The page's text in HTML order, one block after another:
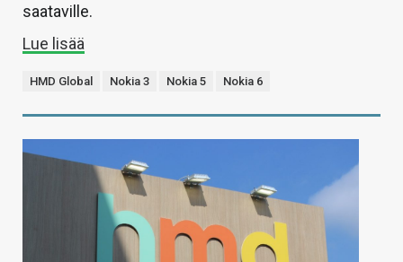
saataville.
Lue lisää
HMD Global Nokia 3 Nokia 5 Nokia 6